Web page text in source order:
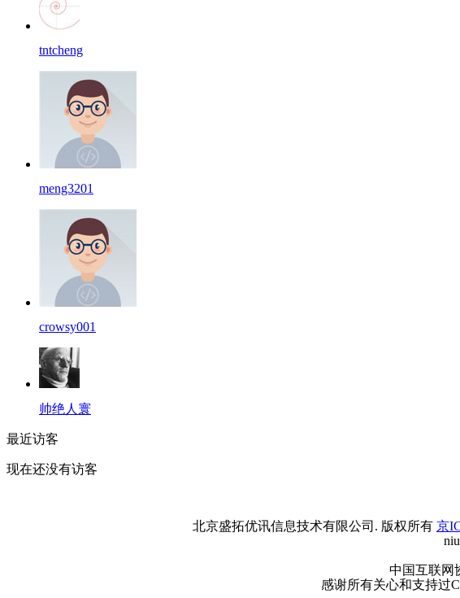
tntcheng
meng3201
crowsy001
帅绝人寰
最近访客
现在还没有访客
北京盛拓优讯信息技术有限公司. 版权所有 京
中国互联网
感谢所有关心和支持过